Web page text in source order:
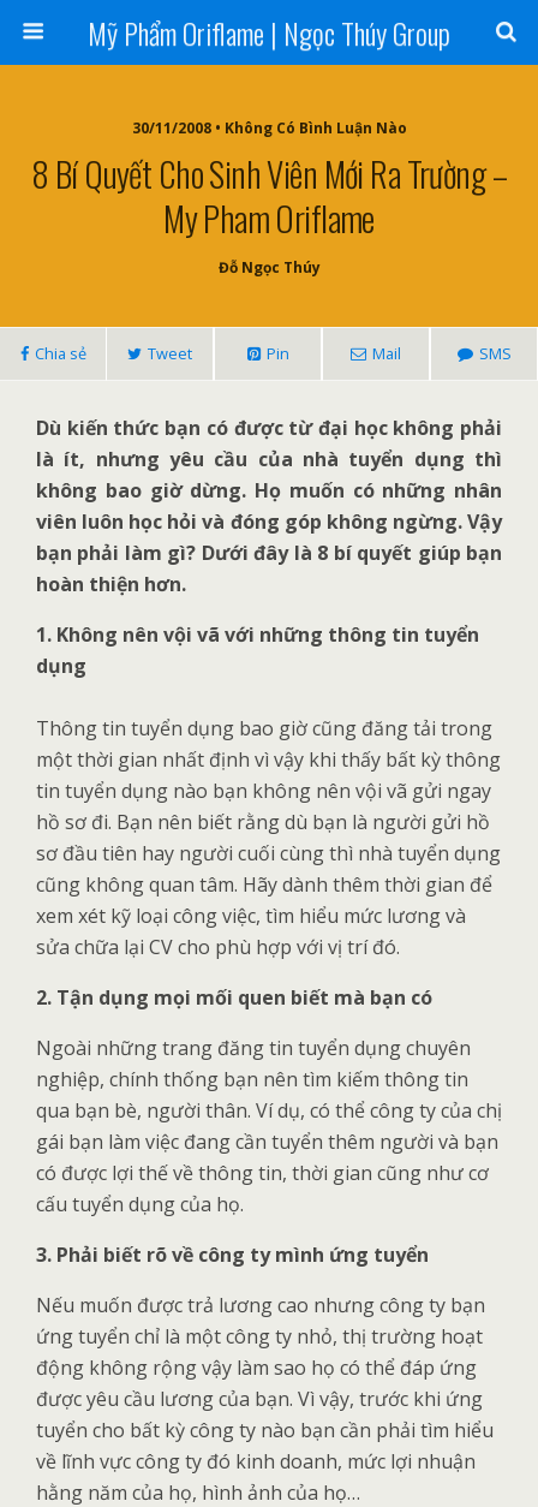
Mỹ Phẩm Oriflame | Ngọc Thúy Group
30/11/2008 • Không Có Bình Luận Nào
8 Bí Quyết Cho Sinh Viên Mới Ra Trường –
My Pham Oriflame
Đỗ Ngọc Thúy
Chia sẻ Tweet Pin Mail SMS
Dù kiến thức bạn có được từ đại học không phải
là ít, nhưng yêu cầu của nhà tuyển dụng thì
không bao giờ dừng. Họ muốn có những nhân
viên luôn học hỏi và đóng góp không ngừng. Vậy
bạn phải làm gì? Dưới đây là 8 bí quyết giúp bạn
hoàn thiện hơn.
1. Không nên vội vã với những thông tin tuyển
dụng
Thông tin tuyển dụng bao giờ cũng đăng tải trong
một thời gian nhất định vì vậy khi thấy bất kỳ thông
tin tuyển dụng nào bạn không nên vội vã gửi ngay
hồ sơ đi. Bạn nên biết rằng dù bạn là người gửi hồ
sơ đầu tiên hay người cuối cùng thì nhà tuyển dụng
cũng không quan tâm. Hãy dành thêm thời gian để
xem xét kỹ loại công việc, tìm hiểu mức lương và
sửa chữa lại CV cho phù hợp với vị trí đó.
2. Tận dụng mọi mối quen biết mà bạn có
Ngoài những trang đăng tin tuyển dụng chuyên
nghiệp, chính thống bạn nên tìm kiếm thông tin
qua bạn bè, người thân. Ví dụ, có thể công ty của chị
gái bạn làm việc đang cần tuyển thêm người và bạn
có được lợi thế về thông tin, thời gian cũng như cơ
cấu tuyển dụng của họ.
3. Phải biết rõ về công ty mình ứng tuyển
Nếu muốn được trả lương cao nhưng công ty bạn
ứng tuyển chỉ là một công ty nhỏ, thị trường hoạt
động không rộng vậy làm sao họ có thể đáp ứng
được yêu cầu lương của bạn. Vì vậy, trước khi ứng
tuyển cho bất kỳ công ty nào bạn cần phải tìm hiểu
về lĩnh vực công ty đó kinh doanh, mức lợi nhuận
hằng năm của họ, hình ảnh của họ…